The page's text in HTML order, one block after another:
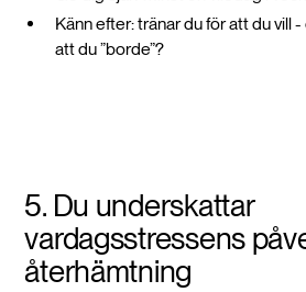
Känn efter: tränar du för att du vill
att du ”borde”?
5. Du underskattar
vardagsstressens
återhämtning